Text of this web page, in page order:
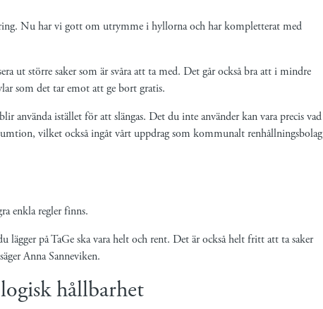
Nu har vi gott om utrymme i hyllorna och har kompletterat med
ut större saker som är svåra att ta med. Det går också bra att i mindre
som det tar emot att ge bort gratis.
använda istället för att slängas. Det du inte använder kan vara precis vad
vilket också ingåt vårt uppdrag som kommunalt renhållningsbolag
enkla regler finns.
lägger på TaGe ska vara helt och rent. Det är också helt fritt att ta saker
Anna Sanneviken.
hållbarhet